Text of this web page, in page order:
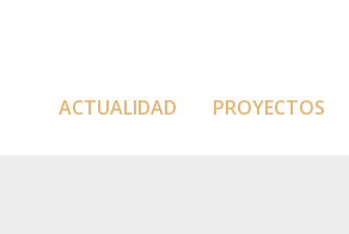
ACTUALIDAD PROYECTOS